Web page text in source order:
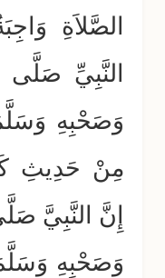
الصَّلاَةِ
النَّبِيِّ صَلَّى
وَصَحْبِهِ
مِنْ حَدِيثِ
إِنَّ النَّبِيَّ
وَصَحْبِهِ وَسَلَّمَ